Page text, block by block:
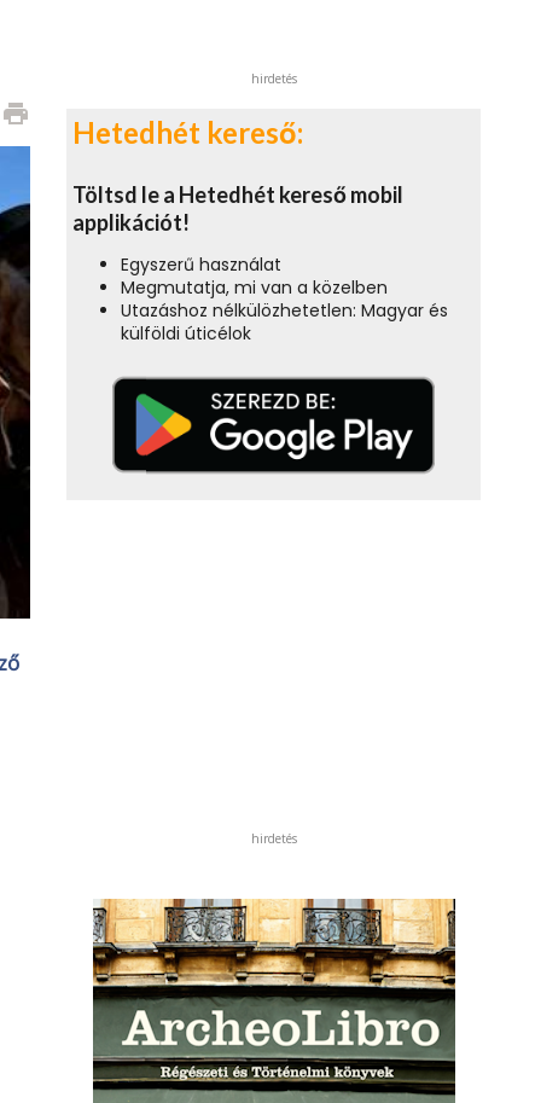
print
hirdetés
Hetedhét kereső:
Töltsd le a Hetedhét kereső mobil
applikációt!
Egyszerű használat
Megmutatja, mi van a közelben
Utazáshoz nélkülözhetetlen: Magyar és
külföldi úticélok
hirdetés